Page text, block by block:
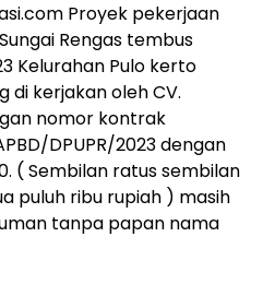
Proyek pekerjaan
Rengas tembus
Kelurahan Pulo kerto
di kerjakan oleh CV.
nomor kontrak
DPUPR/2023 dengan
( Sembilan ratus sembilan
puluh ribu rupiah ) masih
tanpa papan nama